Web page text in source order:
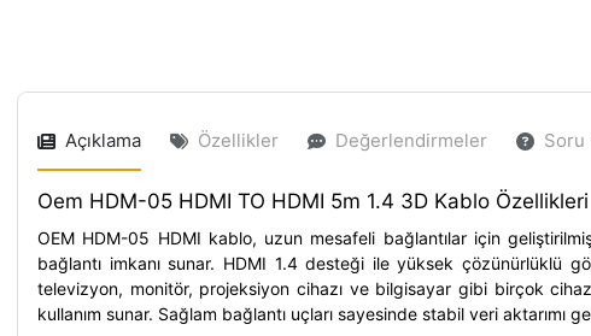
Açıklama Özellikler Değerlendirmeler Soru
Oem HDM-05 HDMI TO HDMI 5m 1.4 3D Kablo Özellikleri
OEM HDM-05 HDMI kablo, uzun mesafeli bağlantılar için
bağlantı imkanı sunar. HDMI 1.4 desteği ile yüksek çözünürlüklü
televizyon, monitör, projeksiyon cihazı ve bilgisayar gibi birçok
kullanım sunar. Sağlam bağlantı uçları sayesinde stabil veri